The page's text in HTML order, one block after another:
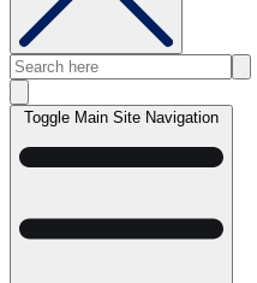
Toggle Main Site Navigation